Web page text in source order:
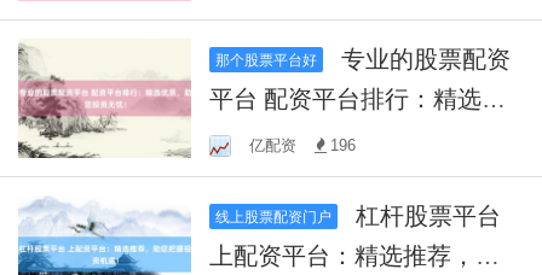
那个股票平台好
专业的股票配资
平台 配资平台排行：精选优
质，助您投资无忧！
亿配资 196
线上股票配资门户
杠杆股票平台
上配资平台：精选推荐，助